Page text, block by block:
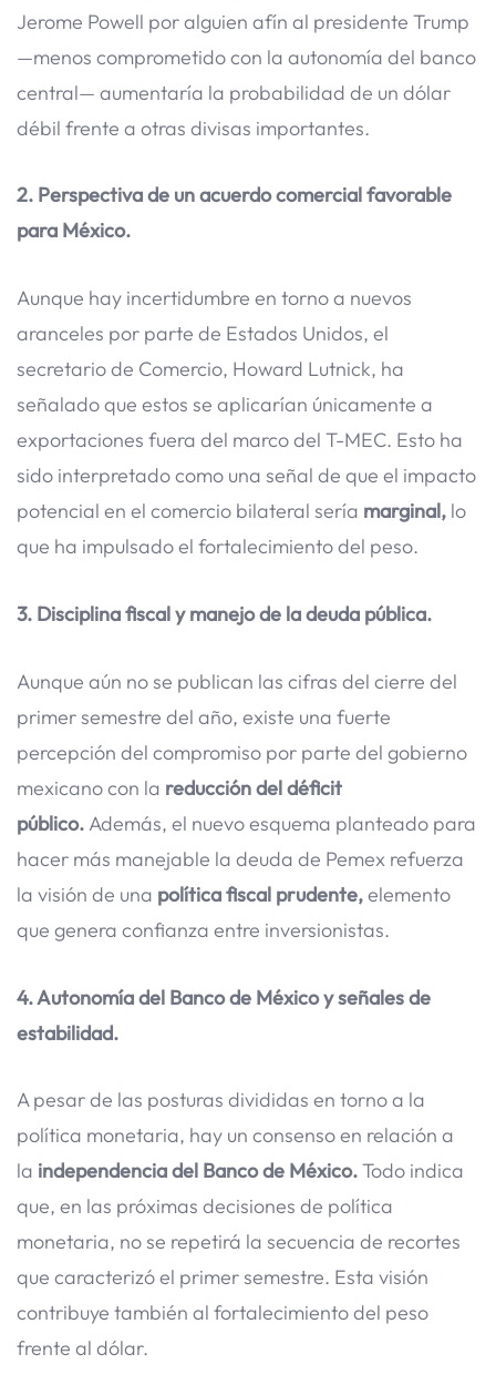
Jerome Powell por alguien afín al presidente Trump
—menos comprometido con la autonomía del banco
central— aumentaría la probabilidad de un dólar
débil frente a otras divisas importantes.
2. Perspectiva de un acuerdo comercial favorable
para México.
Aunque hay incertidumbre en torno a nuevos
aranceles por parte de Estados Unidos, el
secretario de Comercio, Howard Lutnick, ha
señalado que estos se aplicarían únicamente a
exportaciones fuera del marco del T-MEC. Esto ha
sido interpretado como una señal de que el impacto
potencial en el comercio bilateral sería marginal, lo
que ha impulsado el fortalecimiento del peso.
3. Disciplina fiscal y manejo de la deuda pública.
Aunque aún no se publican las cifras del cierre del
primer semestre del año, existe una fuerte
percepción del compromiso por parte del gobierno
mexicano con la reducción del déficit
público. Además, el nuevo esquema planteado para
hacer más manejable la deuda de Pemex refuerza
la visión de una política fiscal prudente,elemento
que genera confianza entre inversionistas.
4. Autonomía del Banco de México y señales de
estabilidad.
A pesar de las posturas divididas en torno a la
política monetaria, hay un consenso en relación a
la independencia del Banco de México.Todo indica
que, en las próximas decisiones de política
monetaria, no se repetirá la secuencia de recortes
que caracterizó el primer semestre. Esta visión
contribuye también al fortalecimiento del peso
frente al dólar.